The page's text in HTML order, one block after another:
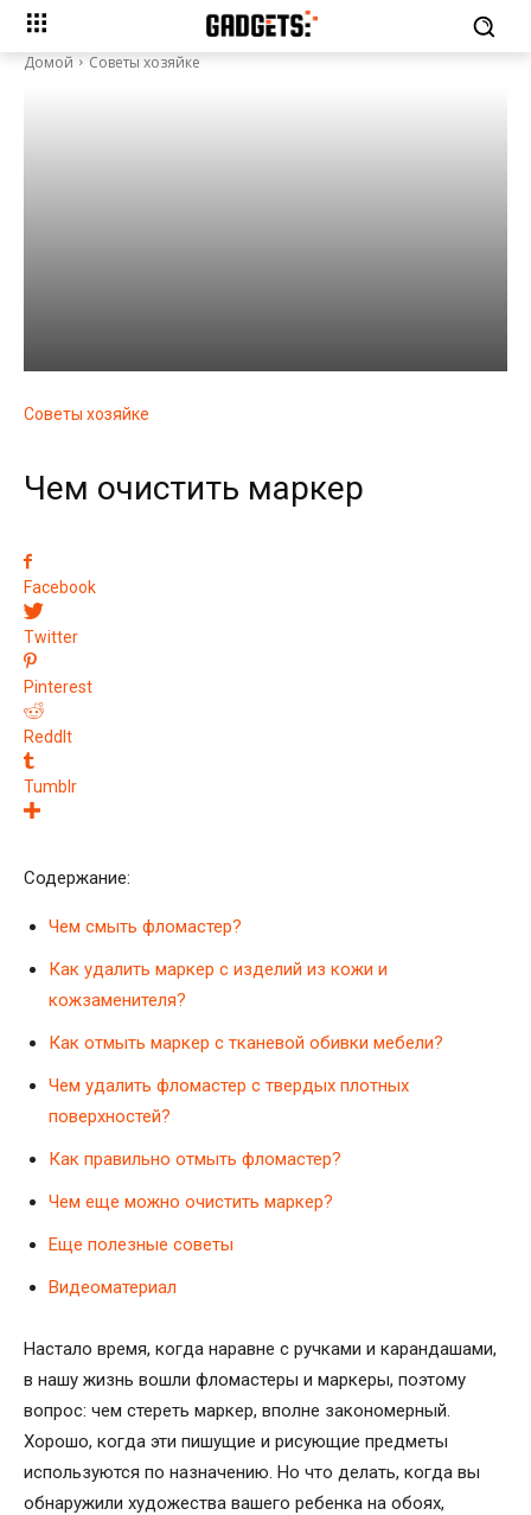
Домой Советы хозяйке
Советы хозяйке
Чем очистить маркер
Facebook
Twitter
Pinterest
ReddIt
Tumblr
Содержание:
Чем смыть фломастер?
Как удалить маркер с изделий из кожи и
кожзаменителя?
Как отмыть маркер с тканевой обивки мебели?
Чем удалить фломастер с твердых плотных
поверхностей?
Как правильно отмыть фломастер?
Чем еще можно очистить маркер?
Еще полезные советы
Видеоматериал
Настало время, когда наравне с ручками и карандашами,
в нашу жизнь вошли фломастеры и маркеры, поэтому
вопрос: чем стереть маркер, вполне закономерный.
Хорошо, когда эти пишущие и рисующие предметы
используются по назначению. Но что делать, когда вы
обнаружили художества вашего ребенка на обоях,